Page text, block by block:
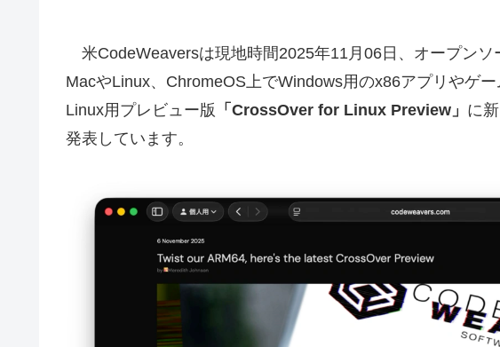
米CodeWeaversは現地時間2025年11月06日、オープンソ
MacやLinux、ChromeOS上でWindows用のx86アプリやゲ
Linux用プレビュー版 「CrossOver for Linux Preview」 に
発表しています。